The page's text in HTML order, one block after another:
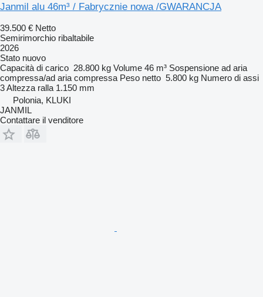
Janmil alu 46m³ / Fabrycznie nowa /GWARANCJA
39.500 € Netto
Semirimorchio ribaltabile
2026
Stato nuovo
Capacità di carico 28.800 kg Volume 46 m³ Sospensione ad aria
compressa/ad aria compressa Peso netto 5.800 kg Numero di assi
3Altezza ralla 1.150 mm
Polonia, KLUKI
JANMIL
Contattare il venditore